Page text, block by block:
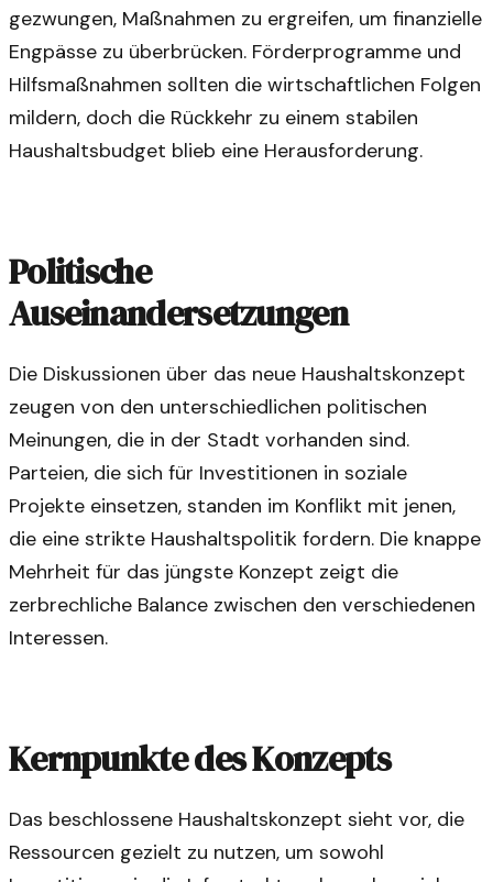
gezwungen, Maßnahmen zu ergreifen, um finanzielle
Engpässe zu überbrücken. Förderprogramme und
Hilfsmaßnahmen sollten die wirtschaftlichen Folgen
mildern, doch die Rückkehr zu einem stabilen
Haushaltsbudget blieb eine Herausforderung.
Politische
Auseinandersetzungen
Die Diskussionen über das neue Haushaltskonzept
zeugen von den unterschiedlichen politischen
Meinungen, die in der Stadt vorhanden sind.
Parteien, die sich für Investitionen in soziale
Projekte einsetzen, standen im Konflikt mit jenen,
die eine strikte Haushaltspolitik fordern. Die knappe
Mehrheit für das jüngste Konzept zeigt die
zerbrechliche Balance zwischen den verschiedenen
Interessen.
Kernpunkte des Konzepts
Das beschlossene Haushaltskonzept sieht vor, die
Ressourcen gezielt zu nutzen, um sowohl